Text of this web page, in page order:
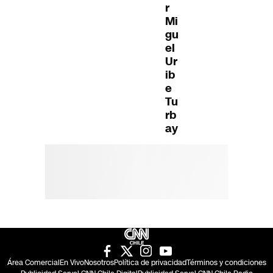
r
Mi
gu
el
Ur
ib
e
Tu
rb
ay
Área ComercialEn VivoNosotrosPolítica de privacidadTérminos y condiciones